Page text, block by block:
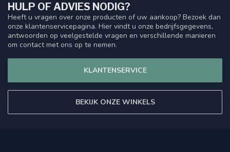
HULP OF ADVIES NODIG?
Heeft u vragen over onze producten of uw aankoop? Bezoek dan
onze klantenservicepagina. Hier vindt u onze bedrijfsgegevens,
antwoorden op veelgestelde vragen en verschillende manieren
om contact met ons op te nemen.
KLANTENSERVICE
BEKIJK ONZE WINKELS